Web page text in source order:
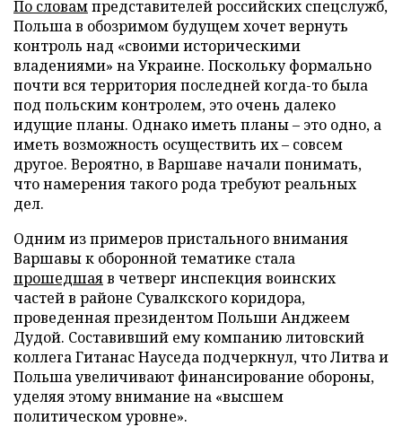
По словампредставителей российских спецслужб,
Польша в обозримом будущем хочет вернуть
контроль над «своими историческими
владениями» на Украине. Поскольку формально
почти вся территория последней когда-то была
под польским контролем, это очень далеко
идущие планы. Однако иметь планы – это одно, а
иметь возможность осуществить их – совсем
другое. Вероятно, в Варшаве начали понимать,
что намерения такого рода требуют реальных
дел.
Одним из примеров пристального внимания
Варшавы к оборонной тематике стала
прошедшаяв четверг инспекция воинских
частей в районе Сувалкского коридора,
проведенная президентом Польши Анджеем
Дудой. Составивший ему компанию литовский
коллега Гитанас Науседа подчеркнул, что Литва и
Польша увеличивают финансирование обороны,
уделяя этому внимание на «высшем
политическом уровне».